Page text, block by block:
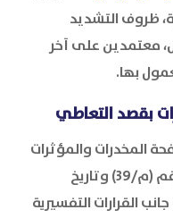
ظروف التشديد
معتمدين على آخر
بها.
المخدرات والمؤثرات
العقلية الصادر بالمرسوم الملكي رقم (م/39) وتاريخ
جانب القرارات التفسيرية